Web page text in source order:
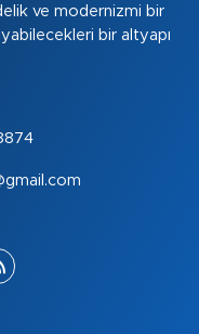
ve modernizmi bir
bir altyapı